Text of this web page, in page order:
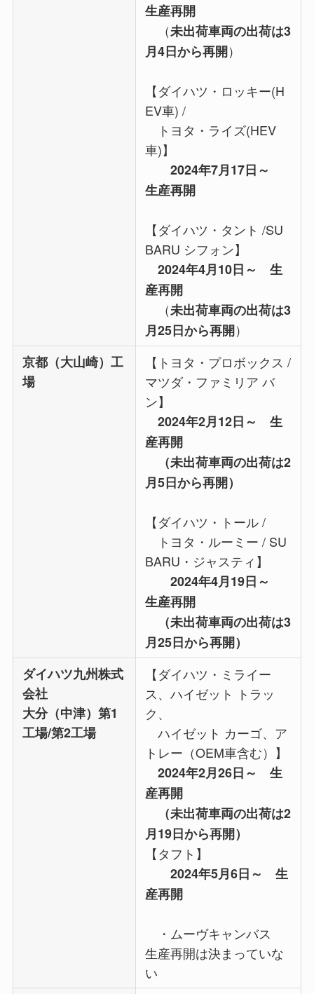
生産再開
（未出荷車両の出荷は3
月4日から再開）
【ダイハツ・ロッキー(H
EV車) /
トヨタ・ライズ(HEV
車)】
2024年7月17日～
生産再開
【ダイハツ・タント /SU
BARU シフォン】
2024年4月10日～ 生
産再開
（未出荷車両の出荷は3
月25日から再開）
京都（大山崎）工
場
【トヨタ・プロボックス /
マツダ・ファミリア バ
ン】
2024年2月12日～ 生
産再開
（未出荷車両の出荷は2
月5日から再開）
【ダイハツ・トール /
トヨタ・ルーミー / SU
BARU・ジャスティ】
2024年4月19日～
生産再開
（未出荷車両の出荷は3
月25日から再開）
ダイハツ九州株式
会社
大分（中津）第1
工場/第2工場
【ダイハツ・ミライー
ス、ハイゼット トラッ
ク、
ハイゼット カーゴ、ア
トレー（OEM車含む）】
2024年2月26日～ 生
産再開
（未出荷車両の出荷は2
月19日から再開）
【タフト】
2024年5月6日～ 生
産再開
・ムーヴキャンバス
生産再開は決まっていな
い